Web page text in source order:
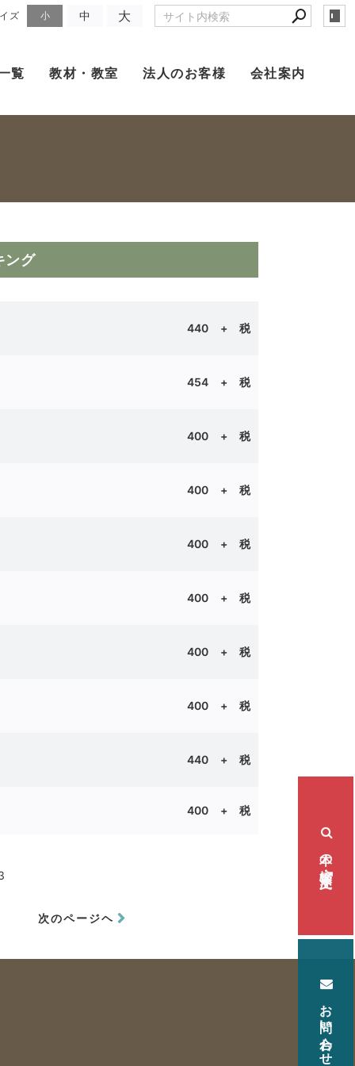
ズ 小 中 大
本の検索・注文
お問い合わせ
覧 教材・教室 法人のお客様 会社案内
ング
440 + 税
454 + 税
400 + 税
400 + 税
400 + 税
400 + 税
400 + 税
400 + 税
440 + 税
400 + 税
次のページヘ